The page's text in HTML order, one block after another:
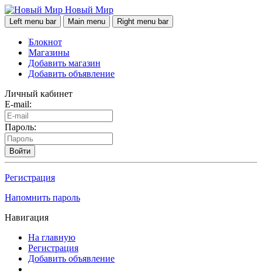
Новый Мир
Left menu bar Main menu Right menu bar
Блокнот
Магазины
Добавить магазин
Добавить объявление
Личный кабинет
E-mail:
Пароль:
Войти
Регистрация
Напомнить пароль
Навигация
На главную
Регистрация
Добавить объявление